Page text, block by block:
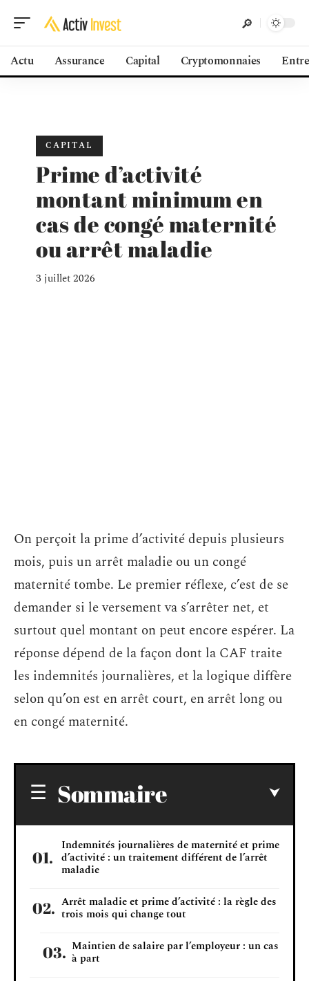
Actu Assurance Capital Cryptomonnaies
CAPITAL
Prime d’activité
montant minimum en
cas de congé maternité
ou arrêt maladie
3 juillet 2026
On perçoit la prime d’activité depuis plusieurs
mois, puis un arrêt maladie ou un congé
maternité tombe. Le premier réflexe, c’est de se
demander si le versement va s’arrêter net, et
surtout quel montant on peut encore espérer. La
réponse dépend de la façon dont la CAF traite
les indemnités journalières, et la logique diffère
selon qu’on est en arrêt court, en arrêt long ou
en congé maternité.
Sommaire
Indemnités journalières de maternité et prime
d’activité : un traitement différent de l’arrêt
maladie
Arrêt maladie et prime d’activité : la règle des
trois mois qui change tout
Maintien de salaire par l’employeur : un cas
à part